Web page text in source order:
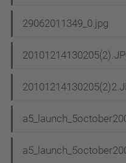
29062011349_0.jpg